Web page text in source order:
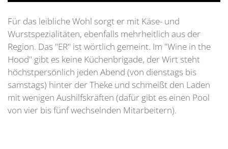
Für das leibliche Wohl sorgt er mit Käse- und
Wurstspezialitäten, ebenfalls mehrheitlich aus der
Region. Das "ER" ist wörtlich gemeint. Im "Wine in the
Hood" gibt es keine Küchenbrigade, der Wirt steht
höchstpersönlich jeden Abend (von dienstags bis
samstags) hinter der Theke und schmeißt den Laden
mit wenigen Aushilfskräften (dafür gibt es einen Pool
von vier bis fünf wechselnden Mitarbeitern).